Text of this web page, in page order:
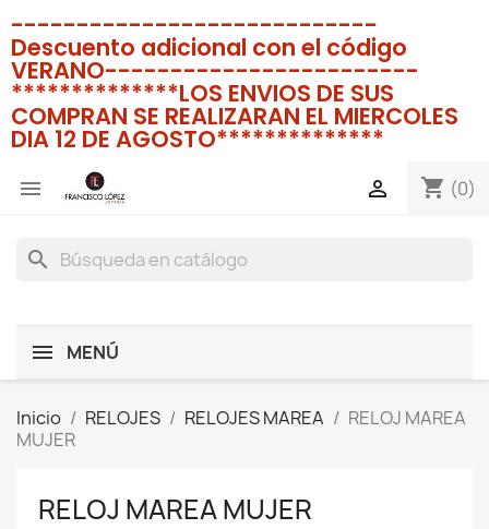
----------------------------
Descuento adicional con el código
VERANO------------------------
**************LOS ENVIOS DE SUS
COMPRAN SE REALIZARAN EL MIERCOLES
DIA 12 DE AGOSTO**************
 shopping_cart (0)

search
MENÚ
Inicio RELOJES RELOJES MAREA
RELOJ MAREA
MUJER
RELOJ MAREA MUJER